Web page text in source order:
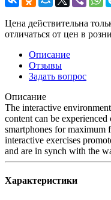
Цена действительна
отличаться от цен в
Описание
Отзывы
Задать вопрос
Описание
The interactive
content can be
smartphones for
interactive exercises
and are in synch with the
Характеристики